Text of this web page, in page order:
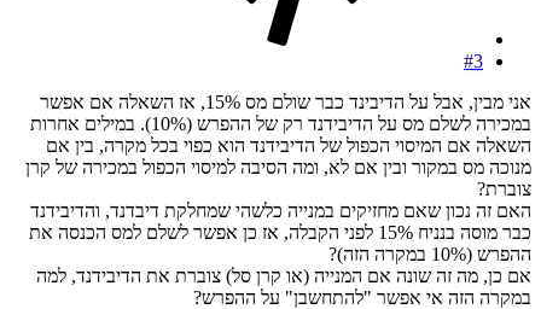
#3
אני מבין, אבל על הדיבינד כבר שולם מס 15%, אז השאלה אם אפשר
במכירה לשלם מס על הדיבידנד רק של ההפרש (10%). במילים אחרות
השאלה אם המיסוי הכפול של הדיבידנד הוא כפוי בכל מקרה, בין אם
מנוכה מס במקור ובין אם לא, ומה הסיבה למיסוי הכפול במכירה של קרן
צוברת?
האם זה נכון שאם מחזיקים במנייה כלשהי שמחלקת דיבדנד, והדיבידנד
כבר מוסה בנניח 15% לפני הקבלה, אז כן אפשר לשלם למס הכנסה את
ההפרש (10% במקרה הזה)?
אם כן, מה זה שונה אם המנייה (או קרן סל) צוברת את הדיבידנד, למה
במקרה הזה אי אפשר "להתחשבן" על ההפרש?